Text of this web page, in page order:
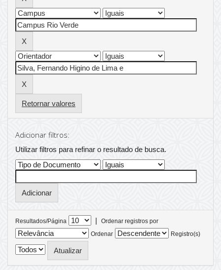
Retornar valores
Adicionar filtros:
Utilizar filtros para refinar o resultado de busca.
Resultados/Página |
Ordenar registros por
Ordenar
Registro(s)